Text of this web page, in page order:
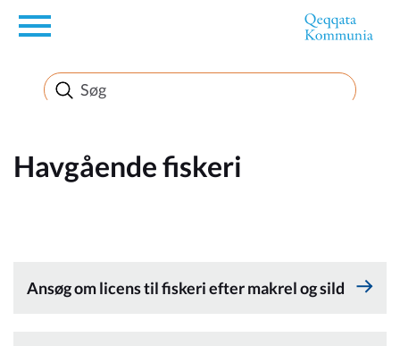
en
Borger
Erhverv
Havgående fiskeri
Ansøg om licens til fiskeri efter makrel og sild